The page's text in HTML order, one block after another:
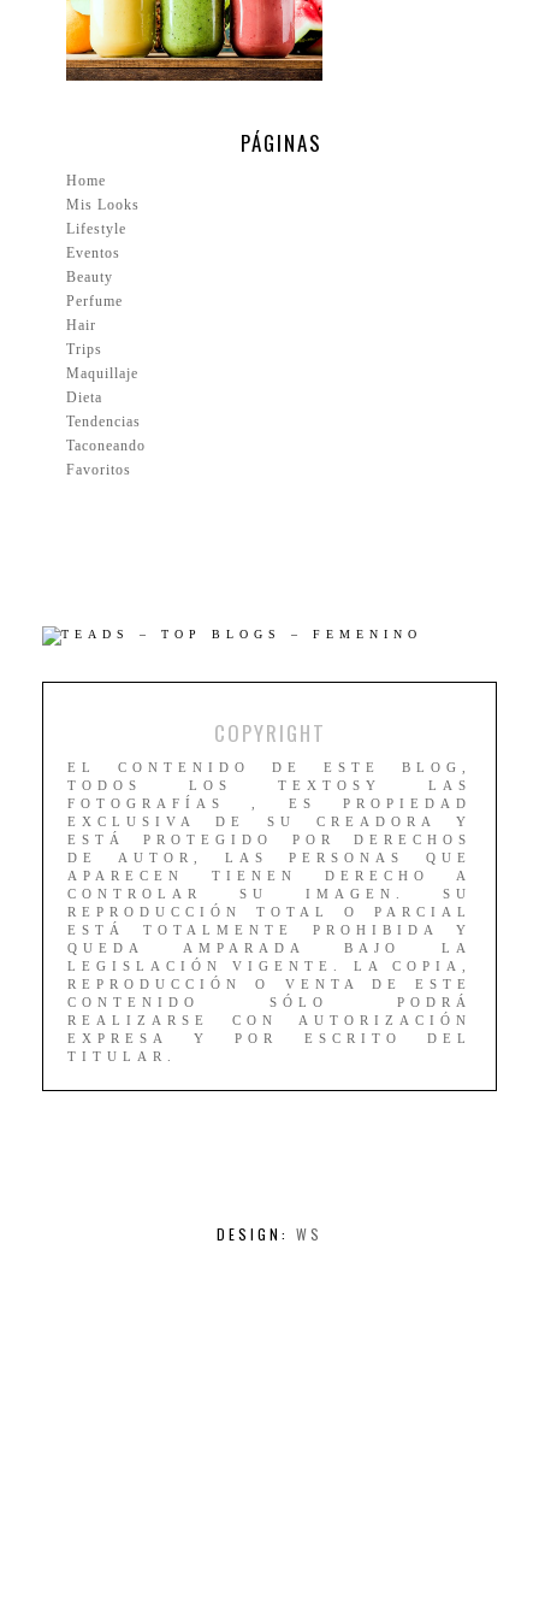
PÁGINAS
Home
Mis Looks
Lifestyle
Eventos
Beauty
Perfume
Hair
Trips
Maquillaje
Dieta
Tendencias
Taconeando
Favoritos
COPYRIGHT
EL CONTENIDO DE ESTE BLOG,
TODOS LOS TEXTOSY LAS
FOTOGRAFÍAS , ES PROPIEDAD
EXCLUSIVA DE SU CREADORA Y
ESTÁ PROTEGIDO POR DERECHOS
DE AUTOR, LAS PERSONAS QUE
APARECEN TIENEN DERECHO A
CONTROLAR SU IMAGEN. SU
REPRODUCCIÓN TOTAL O PARCIAL
ESTÁ TOTALMENTE PROHIBIDA Y
QUEDA AMPARADA BAJO LA
LEGISLACIÓN VIGENTE. LA COPIA,
REPRODUCCIÓN O VENTA DE ESTE
CONTENIDO SÓLO PODRÁ
REALIZARSE CON AUTORIZACIÓN
EXPRESA Y POR ESCRITO DEL
TITULAR.
DESIGN: WS